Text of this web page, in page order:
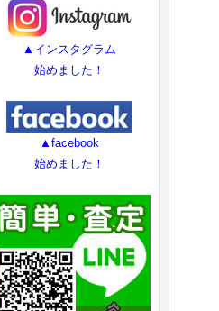
▲インスタグラム
始めました！
▲facebook
始めました！